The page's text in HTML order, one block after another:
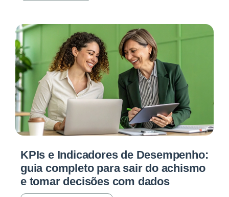
KPIs e Indicadores de Desempenho:
guia completo para sair do achismo
e tomar decisões com dados